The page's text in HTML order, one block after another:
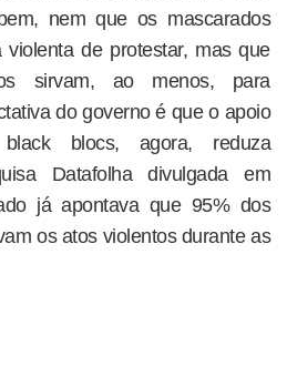
nem que os mascarados
de protestar, mas que
sirvam, ao menos, para
do governo é que o apoio
blocs, agora, reduza
Datafolha divulgada em
já apontava que 95% dos
os atos violentos durante as